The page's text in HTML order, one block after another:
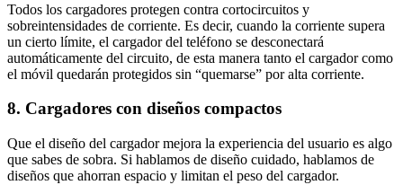
Todos los cargadores protegen contra cortocircuitos y
sobreintensidades de corriente. Es decir, cuando la corriente supera
un cierto límite, el cargador del teléfono se desconectará
automáticamente del circuito, de esta manera tanto el cargador como
el móvil quedarán protegidos sin “quemarse” por alta corriente.
8. Cargadores con diseños compactos
Que el diseño del cargador mejora la experiencia del usuario es algo
que sabes de sobra. Si hablamos de diseño cuidado, hablamos de
diseños que ahorran espacio y limitan el peso del cargador.